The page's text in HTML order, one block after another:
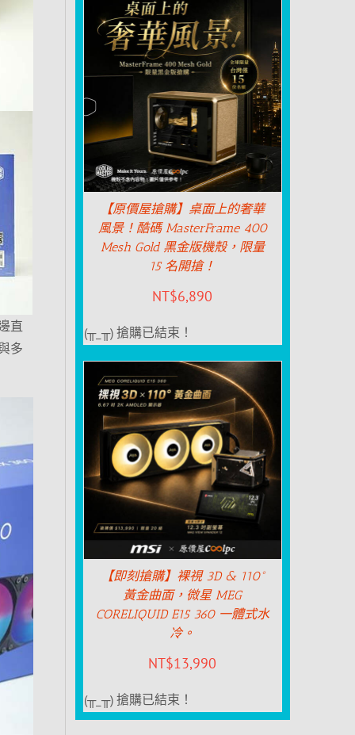
直
多
【原價屋搶購】桌面上的奢華
風景！酷碼 MasterFrame 400
Mesh Gold 黑金版機殼，限量
15 名開搶！
NT$6,890
(╥_╥) 搶購已結束！
【即刻搶購】裸視 3D & 110°
黃金曲面，微星 MEG
CORELIQUID E15 360 一體式水
冷。
NT$13,990
(╥_╥) 搶購已結束！